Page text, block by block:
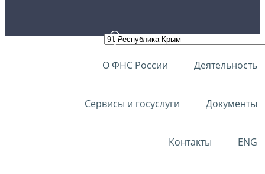
О ФНС России Деятельность
Сервисы и госуслуги Документы
Контакты ENG